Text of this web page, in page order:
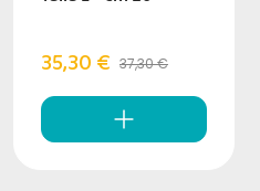
35,30 € 37,30 €